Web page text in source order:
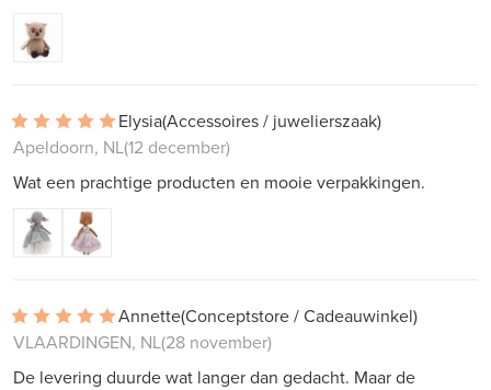
Elysia(Accessoires / juwelierszaak)
Apeldoorn, NL(12 december)
Wat een prachtige producten en mooie verpakkingen.
Annette(Conceptstore / Cadeauwinkel)
VLAARDINGEN, NL(28 november)
De levering duurde wat langer dan gedacht. Maar de